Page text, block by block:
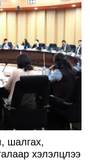
шалгах,
хэлэлцлээ